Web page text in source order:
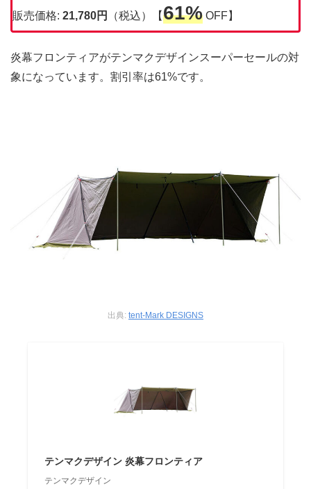
販売価格: 21,780円 （税込）【61% OFF】
炎幕フロンティアがテンマクデザインスーパーセールの対
象になっています。割引率は61%です。
出典: tent-Mark DESIGNS
テンマクデザイン 炎幕フロンティア
テンマクデザイン